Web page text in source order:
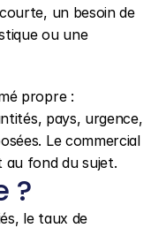
un besoin de
ou une
propre :
pays, urgence,
Le commercial
au fond du sujet.
?
le taux de